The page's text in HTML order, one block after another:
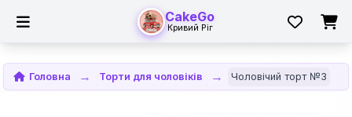
CakeGo
Кривий Ріг
Головна Торти для чоловіків Чоловічий торт №3